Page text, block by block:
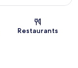
Restaurants